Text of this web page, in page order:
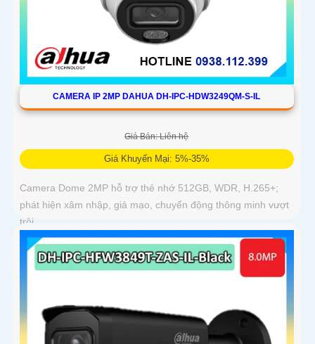
CAMERA IP 2MP DAHUA DH-IPC-HDW3249QM-S-IL
Giá Bán: Liên hệ
Giá Khuyến Mại: 5%-35%
Camera Dome 2MP hỗ trợ thẻ nhớ 512GB, WDR, H.265+;
phát hiện xâm nhập, giả mạo, chuyển động thông minh vượt
trội